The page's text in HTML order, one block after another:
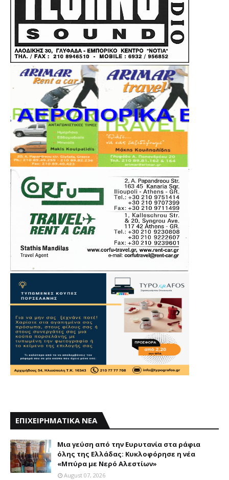
ΕΠΙΧΕΙΡΗΜΑΤΙΚΑ ΝΕΑ
Mια γεύση από την Eυρυτανία στα ράφια
όλης της Ελλάδας: Κυκλοφόρησε η νέα
«Μπύρα με Nερό Aλεστίων»
August 07, 2026